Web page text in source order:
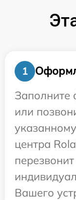
1
Заполните
или
центра
Вашего